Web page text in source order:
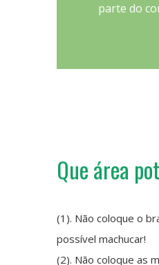
parte do
Que área
(1). Não coloque o
possível machucar!
(2). Não coloque as